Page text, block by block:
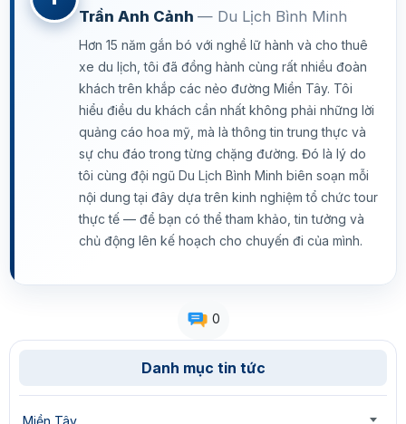
Danh mục tin tức
Miền Tây
Trần Anh Cảnh — Du Lịch Bình Minh
Hơn 15 năm gắn bó với nghề lữ hành và cho thuê
xe du lịch, tôi đã đồng hành cùng rất nhiều đoàn
khách trên khắp các nẻo đường Miền Tây. Tôi
hiểu điều du khách cần nhất không phải những lời
quảng cáo hoa mỹ, mà là thông tin trung thực và
sự chu đáo trong từng chặng đường. Đó là lý do
tôi cùng đội ngũ Du Lịch Bình Minh biên soạn mỗi
nội dung tại đây dựa trên kinh nghiệm tổ chức tour
thực tế — để bạn có thể tham khảo, tin tưởng và
chủ động lên kế hoạch cho chuyến đi của mình.
0